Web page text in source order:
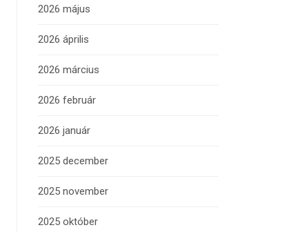
2026 május
2026 április
2026 március
2026 február
2026 január
2025 december
2025 november
2025 október